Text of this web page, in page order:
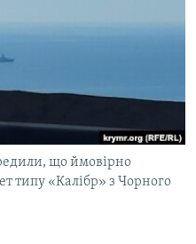
що ймовірно
типу «Калібр» з Чорного